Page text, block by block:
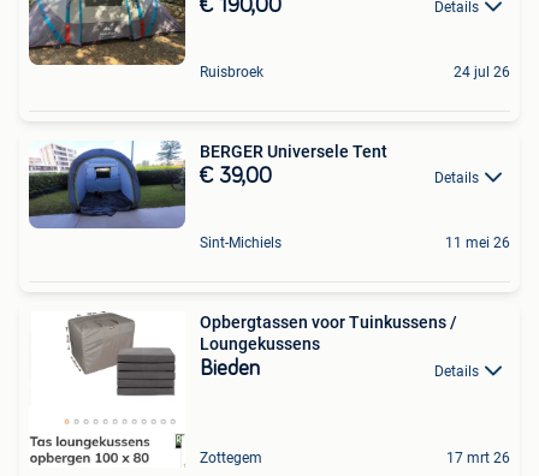
€ 190,00 Details
Ruisbroek 24 jul 26
BERGER Universele Tent
€ 39,00 Details
Sint-Michiels 11 mei 26
Opbergtassen voor Tuinkussens /
Loungekussens
Bieden Details
Zottegem 17 mrt 26